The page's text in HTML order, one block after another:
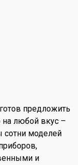
предложить
любой вкус –
сотни моделей
и